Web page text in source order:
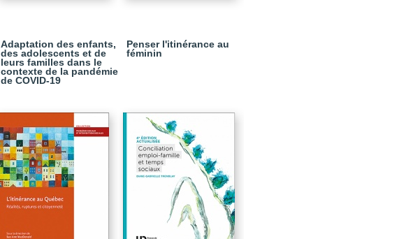
Adaptation des enfants,
des adolescents et de
leurs familles dans le
contexte de la pandémie
de COVID-19
Penser l'itinérance au
féminin